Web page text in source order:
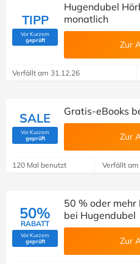
TIPP
Vor Kurzem
geprüft(Von Savoo geprüft)
Hugendubel
monatlich
Zur
Verfällt am 31.12.26
SALE
Vor Kurzem
geprüft(Von Savoo geprüft)
Gratis-eBooks
Zur
120 Mal benutzt Verfällt
50%
RABATT
Vor Kurzem
geprüft(Von Savoo geprüft)
50 % oder
bei Hugendubel
Zur